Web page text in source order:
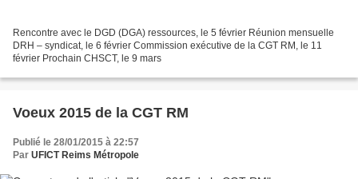
Rencontre avec le DGD (DGA) ressources, le 5 février Réunion mensuelle
DRH – syndicat, le 6 février Commission exécutive de la CGT RM, le 11
février Prochain CHSCT, le 9 mars
Voeux 2015 de la CGT RM
Publié le 28/01/2015 à 22:57
Par UFICT Reims Métropole